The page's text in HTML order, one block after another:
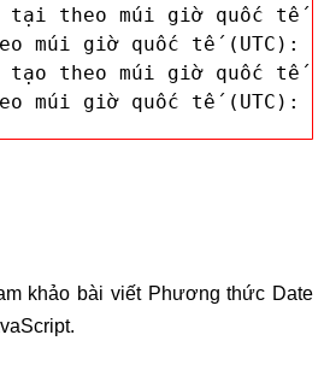
theo múi giờ quốc tế
múi giờ quốc tế (UTC):
theo múi giờ quốc tế
múi giờ quốc tế (UTC): 2
khảo bài viết Phương thức Date